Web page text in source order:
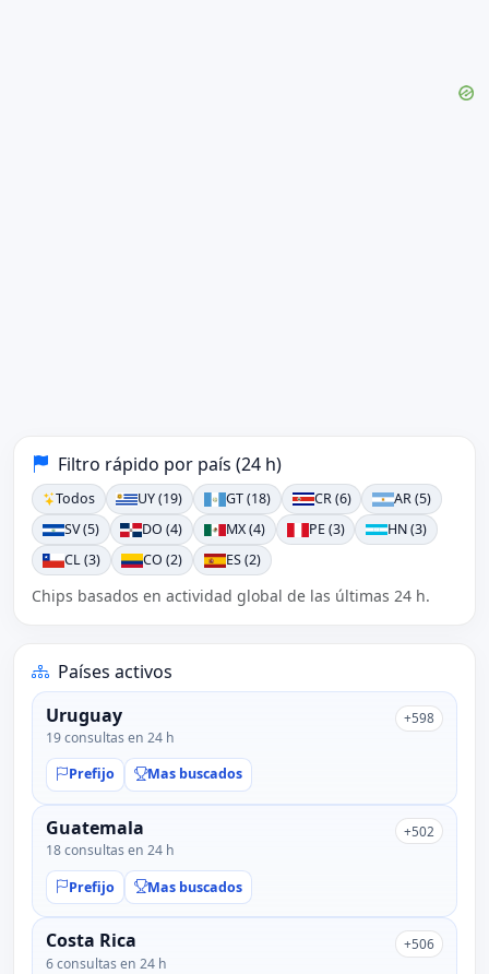
Filtro rápido por país (24 h)
Todos UY (19) GT (18) CR (6)
AR (5)
SV (5)
DO (4) MX (4) PE (3)
HN (3)
CL (3)
CO (2) ES (2)
Chips basados en actividad global de las últimas 24 h.
Países activos
Uruguay
19 consultas en 24 h
+598
Prefijo Mas buscados
Guatemala
18 consultas en 24 h
+502
Prefijo Mas buscados
Costa Rica
6 consultas en 24 h
+506